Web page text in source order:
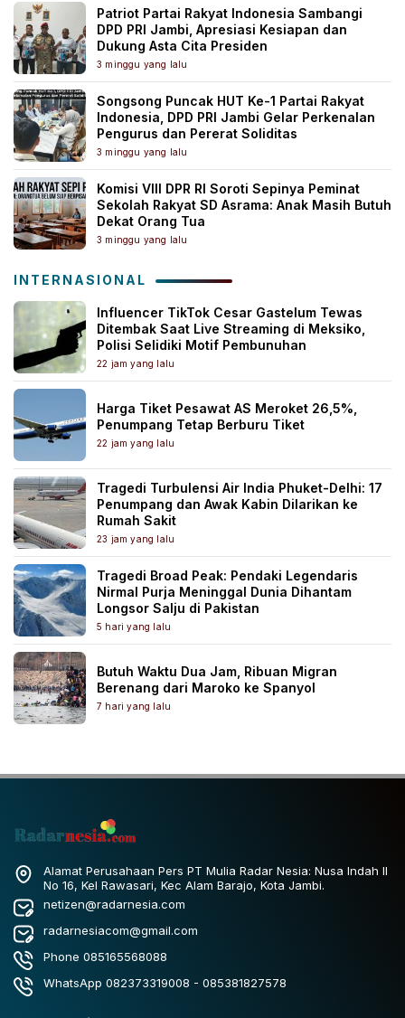
Patriot Partai Rakyat Indonesia Sambangi
DPD PRI Jambi, Apresiasi Kesiapan dan
Dukung Asta Cita Presiden
3 minggu yang lalu
Songsong Puncak HUT Ke-1 Partai Rakyat
Indonesia, DPD PRI Jambi Gelar Perkenalan
Pengurus dan Pererat Soliditas
3 minggu yang lalu
Komisi VIII DPR RI Soroti Sepinya Peminat
Sekolah Rakyat SD Asrama: Anak Masih Butuh
Dekat Orang Tua
3 minggu yang lalu
INTERNASIONAL
Influencer TikTok Cesar Gastelum Tewas
Ditembak Saat Live Streaming di Meksiko,
Polisi Selidiki Motif Pembunuhan
22 jam yang lalu
Harga Tiket Pesawat AS Meroket 26,5%,
Penumpang Tetap Berburu Tiket
22 jam yang lalu
Tragedi Turbulensi Air India Phuket-Delhi: 17
Penumpang dan Awak Kabin Dilarikan ke
Rumah Sakit
23 jam yang lalu
Tragedi Broad Peak: Pendaki Legendaris
Nirmal Purja Meninggal Dunia Dihantam
Longsor Salju di Pakistan
5 hari yang lalu
Butuh Waktu Dua Jam, Ribuan Migran
Berenang dari Maroko ke Spanyol
7 hari yang lalu
Alamat Perusahaan Pers PT Mulia Radar Nesia: Nusa Indah II
No 16, Kel Rawasari, Kec Alam Barajo, Kota Jambi.
netizen@radarnesia.com
radarnesiacom@gmail.com
Phone 085165568088
WhatsApp 082373319008 - 085381827578